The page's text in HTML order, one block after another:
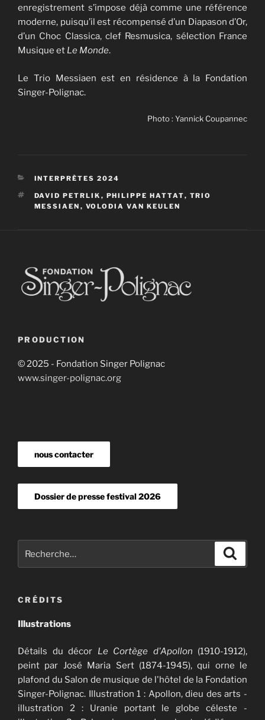
enregistrement s’impose déjà comme une référence
moderne, puisqu’il est récompensé d’un Diapason d’Or,
d’un Choc Classica, clef Resmusica, sélection France
Musique et Le Monde.
Le Trio Messiaen est en résidence à la Fondation
Singer-Polignac.
Photo : Yannick Coupannec
CATÉGORIES
INTERPRÈTES 2024
ÉTIQUETTES
DAVID PETRLIK , PHILIPPE HATTAT, TRIO
MESSIAEN , VOLODIA VAN KEULEN
PRODUCTION
© 2025 - Fondation Singer Polignac
www.singer-polignac.org
nous contacter
Dossier de presse festival 2026
pour
CRÉDITS
Illustrations
Détails du décor Le Cortège d'Apollon (1910-1912),
peint par José Maria Sert (1874-1945), qui orne le
plafond du Salon de musique de l'hôtel de la Fondation
Singer-Polignac. Illustration 1 : Apollon, dieu des arts -
illustration 2 : Uranie portant le globe céleste -